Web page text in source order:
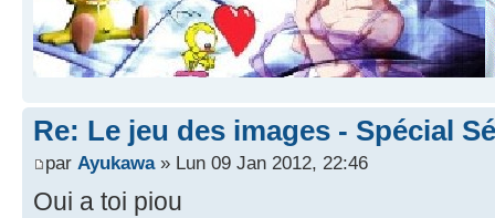
Re: Le jeu des images - Spécial
par Ayukawa» Lun 09 Jan 2012, 22:46
Oui a toi piou